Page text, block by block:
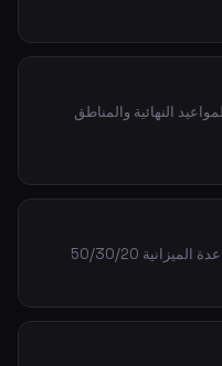
النهائية والمناطق
50/30/20